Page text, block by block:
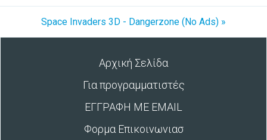
Space Invaders 3D - Dangerzone (No Ads) »
Αρχική Σελίδα
Για προγραμματιστές
ΕΓΓΡΑΦΗ ΜΕ EMAIL
Φορμα Επικοινωνιασ